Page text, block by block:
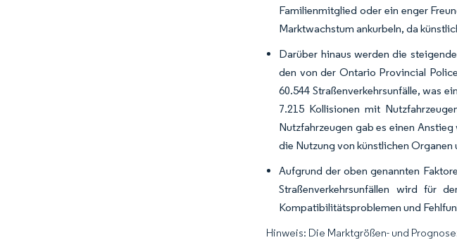
Familienmitglied oder ein enger
Marktwachstum ankurbeln, da
Darüber hinaus werden die
den von der Ontario Provincial
60.544 Straßenverkehrsunfälle, was
7.215 Kollisionen mit
Nutzfahrzeugen gab es einen
die Nutzung von künstlichen
Aufgrund der oben genannten
Straßenverkehrsunfällen wird für
Kompatibilitätsproblemen und
Hinweis: Die Marktgrößen- und